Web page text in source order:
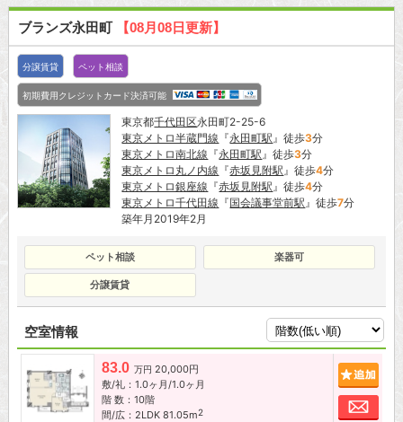
ブランズ永田町 【08月08日更新】
分譲賃貸 ペット相談
初期費用クレジットカード決済可能
東京都千代田区永田町2-25-6
東京メトロ半蔵門線 『永田町駅』徒歩3分
東京メトロ南北線 『永田町駅』徒歩3分
東京メトロ丸ノ内線 『赤坂見附駅』徒歩4分
東京メトロ銀座線 『赤坂見附駅』徒歩4分
東京メトロ千代田線 『国会議事堂前駅』徒歩7分
築年月2019年2月
ペット相談 楽器可
分譲賃貸
空室情報
83.0 万円 20,000円
敷/礼：1.0ヶ月/1.0ヶ月
階 数：10階
間/広：2LDK 81.05m2
お